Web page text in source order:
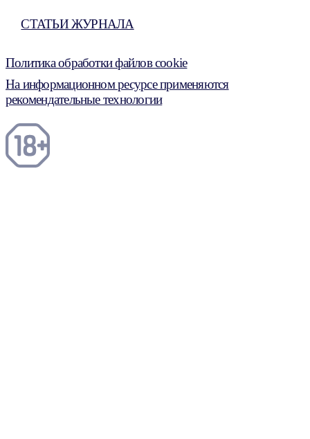
СТАТЬИ ЖУРНАЛА
Политика обработки файлов cookie
На информационном ресурсе применяются
рекомендательные технологии